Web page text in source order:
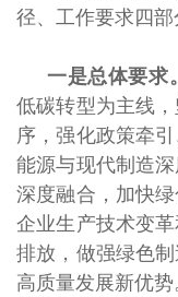
径、工作要求四部
一是总体要求。
低碳转型为主线
序，强化政策牵
能源与现代制造
深度融合，加快
企业生产技术变
排放，做强绿色
高质量发展新优势